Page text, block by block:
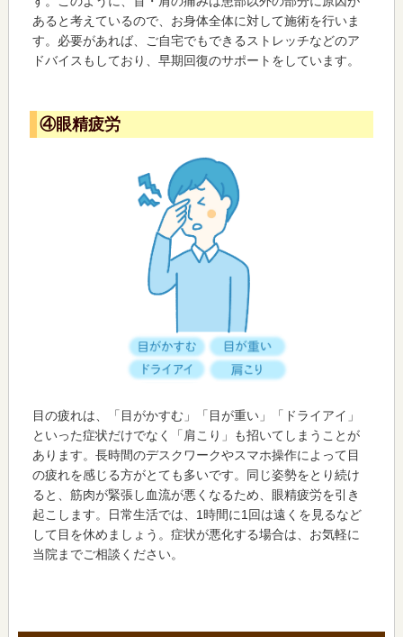
あると考えているので、お身体全体に対して施術を行いま
す。必要があれば、ご自宅でもできるストレッチなどのア
ドバイスもしており、早期回復のサポートをしています。
④眼精疲労
目の疲れは、「目がかすむ」「目が重い」「ドライアイ」
といった症状だけでなく「肩こり」も招いてしまうことが
あります。長時間のデスクワークやスマホ操作によって目
の疲れを感じる方がとても多いです。同じ姿勢をとり続け
ると、筋肉が緊張し血流が悪くなるため、眼精疲労を引き
起こします。日常生活では、1時間に1回は遠くを見るなど
して目を休めましょう。症状が悪化する場合は、お気軽に
当院までご相談ください。